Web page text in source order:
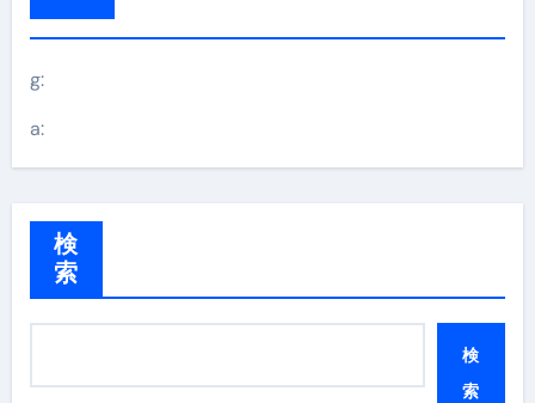
g:
a:
検
索
検
索